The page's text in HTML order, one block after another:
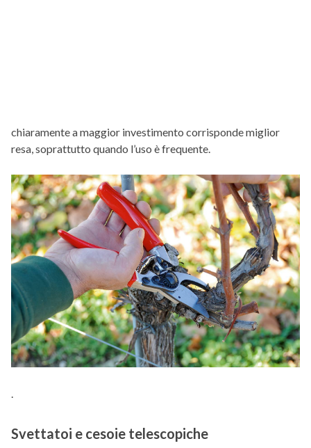
chiaramente a maggior investimento corrisponde miglior
resa, soprattutto quando l’uso è frequente.
Svettatoi e cesoie telescopiche